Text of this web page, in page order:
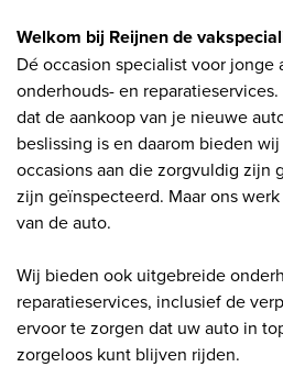
Welkom bij Reijnen de
Dé occasion specialist voor jonge
onderhouds- en
dat de aankoop van je nieuwe
beslissing is en daarom bieden
occasions aan die zorgvuldig zijn
zijn geïnspecteerd. Maar ons
van de auto.
Wij bieden ook uitgebreide
reparatieservices, inclusief de
ervoor te zorgen dat uw auto in
zorgeloos kunt blijven rijden.